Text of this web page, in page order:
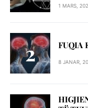
1 MARS,
FUQIA
8 JANAR,